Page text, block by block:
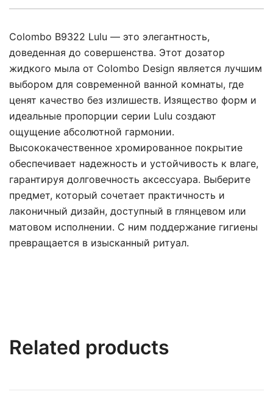
Colombo B9322 Lulu — это элегантность,
доведенная до совершенства. Этот дозатор
жидкого мыла от Colombo Design является лучшим
выбором для современной ванной комнаты, где
ценят качество без излишеств. Изящество форм и
идеальные пропорции серии Lulu создают
ощущение абсолютной гармонии.
Высококачественное хромированное покрытие
обеспечивает надежность и устойчивость к влаге,
гарантируя долговечность аксессуара. Выберите
предмет, который сочетает практичность и
лаконичный дизайн, доступный в глянцевом или
матовом исполнении. С ним поддержание гигиены
превращается в изысканный ритуал.
Related products